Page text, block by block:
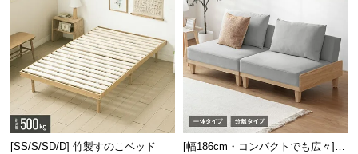
[SS/S/SD/D] 竹製すのこベッド
[幅186cm・コンパクトでも広々] 3